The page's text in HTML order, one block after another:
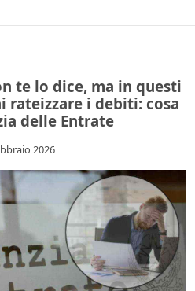
te lo dice, ma in questi
rateizzare i debiti: cosa
delle Entrate
2026